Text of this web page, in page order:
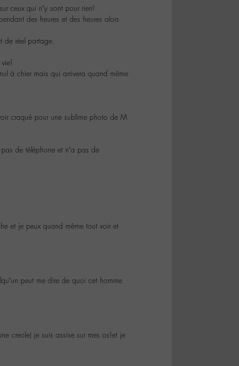
ceux qui n’y sont pour rien!
des heures et des heures alors
de réel partage.
à chier mais qui arrivera quand même
craqué pour une sublime photo de M
de téléphone et n’a pas de
et je peux quand même tout voir et
peut me dire de quoi cet homme
creole) je suis assise sur mes os!et je